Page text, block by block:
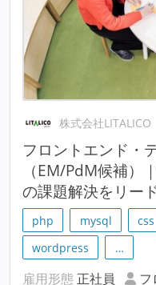
株式会社LITALICO
フロントエンド・
（EM/PdM候補）
の課題解決をリー
php mysql css
wordpress
…
雇用形態 正社員
フ